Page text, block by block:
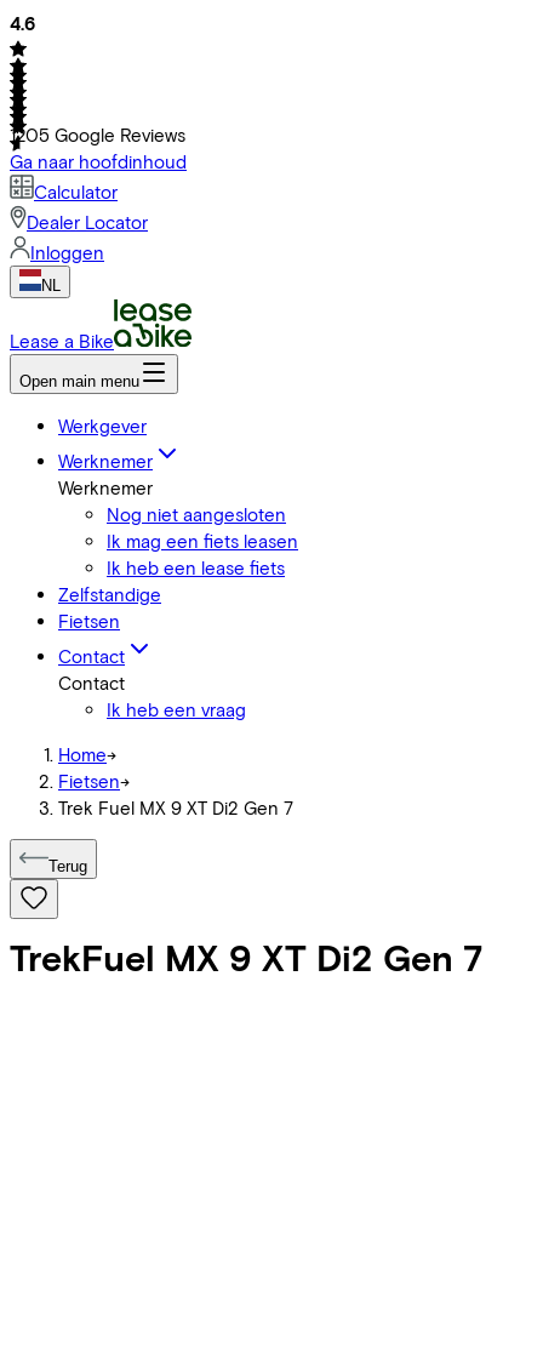
4.6
1205 Google Reviews
Ga naar hoofdinhoud
Calculator
Dealer Locator
Inloggen
NL
Lease a Bike
Open main menu
Werkgever
Werknemer
Werknemer
Nog niet aangesloten
Ik mag een fiets leasen
Ik heb een lease fiets
Zelfstandige
Fietsen
Contact
Contact
Ik heb een vraag
Home->
Fietsen->
Trek Fuel MX 9 XT Di2 Gen 7
Terug
TrekFuel MX 9 XT Di2 Gen 7